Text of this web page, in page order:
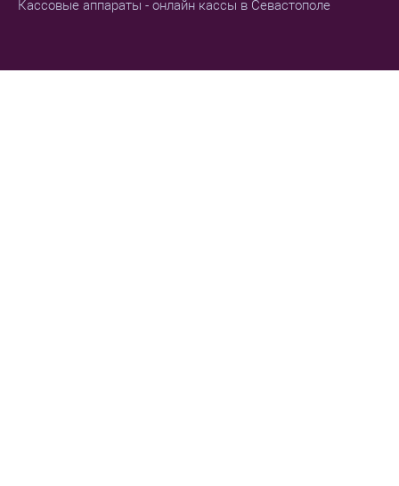
Кассовые аппараты - онлайн кассы в Севастополе